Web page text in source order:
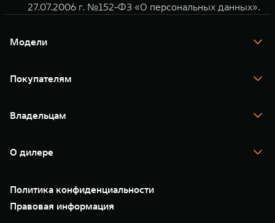
27.07.2006 г. №152-ФЗ «О персональных данных».
Модели
TANK 400
TANK 500
Покупателям
Тест-драйв
TANK Финансы
Корпоративным клиентам
Зарядные станции
Владельцам
Помощь на дороге
Новые цифровые сервисы TANK
Сервис
Нулевое ТО
Моторные масла
О дилере
35 лет GWM
GWM ТЕХ ДЕНЬ
Новости
Политика конфиденциальности
Правовая информация